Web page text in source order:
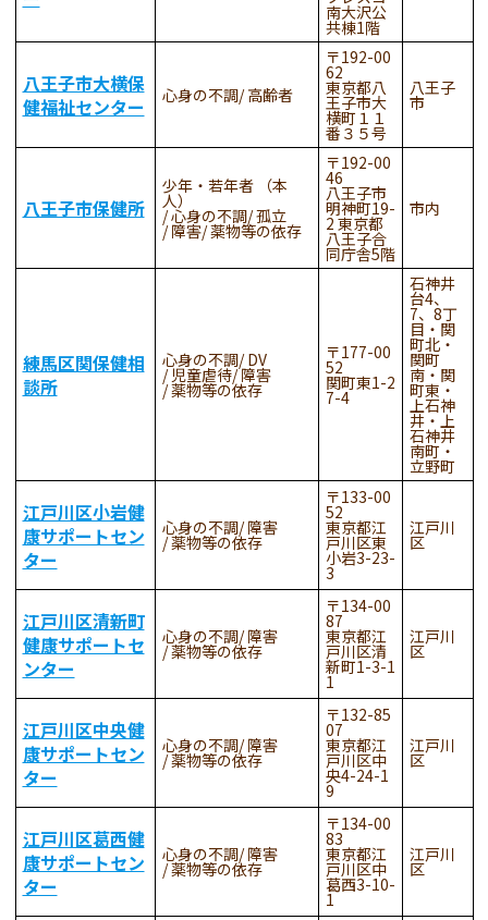
南大沢公
共棟1階
八王子市大横保
健福祉センター
心身の不調 高齢者
192-00
62
東京都八
王子市大
横町１１
番３５号
八王子
市
八王子市保健所
少年・若年者 （本
人）
心身の不調 孤立
障害 薬物等の依存
192-00
46
八王子市
明神町19-
2 東京都
八王子合
同庁舎5階
市内
練馬区関保健相
談所
心身の不調 DV
児童虐待 障害
薬物等の依存
177-00
52
関町東1-2
7-4
石神井
台4、
7、8丁
目・関
町北・
関町
南・関
町東・
上石神
井・上
石神井
南町・
立野町
江戸川区小岩健
康サポートセン
ター
心身の不調 障害
薬物等の依存
133-00
52
東京都江
戸川区東
小岩3-23-
3
江戸川
区
江戸川区清新町
健康サポートセ
ンター
心身の不調 障害
薬物等の依存
134-00
87
東京都江
戸川区清
新町1-3-1
1
江戸川
区
江戸川区中央健
康サポートセン
ター
心身の不調 障害
薬物等の依存
132-85
07
東京都江
戸川区中
央4-24-1
9
江戸川
区
江戸川区葛西健
康サポートセン
ター
心身の不調 障害
薬物等の依存
134-00
83
東京都江
戸川区中
葛西3-10-
1
江戸川
区